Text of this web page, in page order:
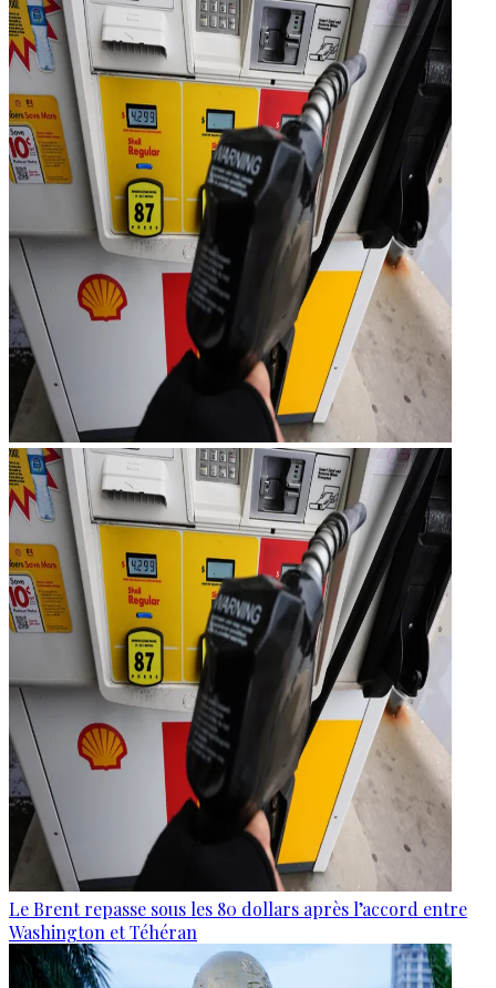
Le Brent repasse sous les 80 dollars après l’accord entre
Washington et Téhéran